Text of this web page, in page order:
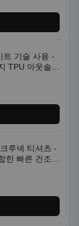
트 기술 사용 -
TPU 아웃솔,
헬스, 트레이
적합
루넥 티셔츠 -
한 빠른 건조,
복